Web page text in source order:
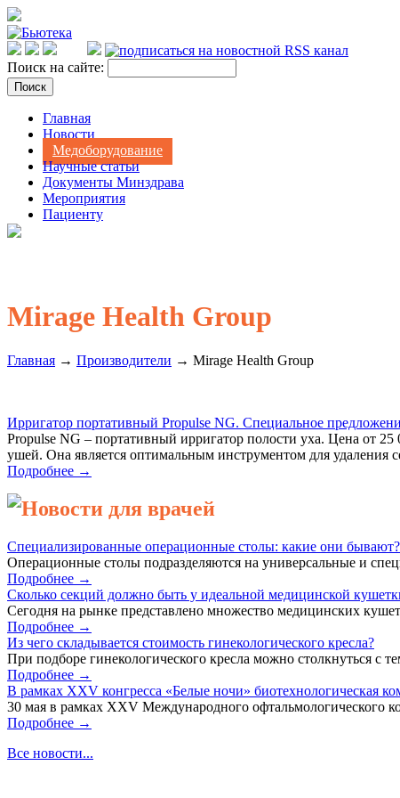
Поиск на сайте:
Главная
Новости
Медоборудование
Научные статьи
Документы Минздрава
Мероприятия
Пациенту
Mirage Health Group
Главная → Производители → Mirage Health Group
Ирригатор портативный Propulse NG. Специальное
Propulse NG – портативный ирригатор полости уха. Цена от
ушей. Она является оптимальным инструментом для удаления
Подробнее →
Новости для врачей
Специализированные операционные столы: какие они бывают?
Операционные столы подразделяются на универсальные и
Подробнее →
Сколько секций должно быть у идеальной медицинской
Сегодня на рынке представлено множество медицинских
Подробнее →
Из чего складывается стоимость гинекологического кресла?
При подборе гинекологического кресла можно столкнуться с
Подробнее →
В рамках XXV конгресса «Белые ночи» биотехнологическая
30 мая в рамках XXV Международного офтальмологического
Подробнее →
Все новости...